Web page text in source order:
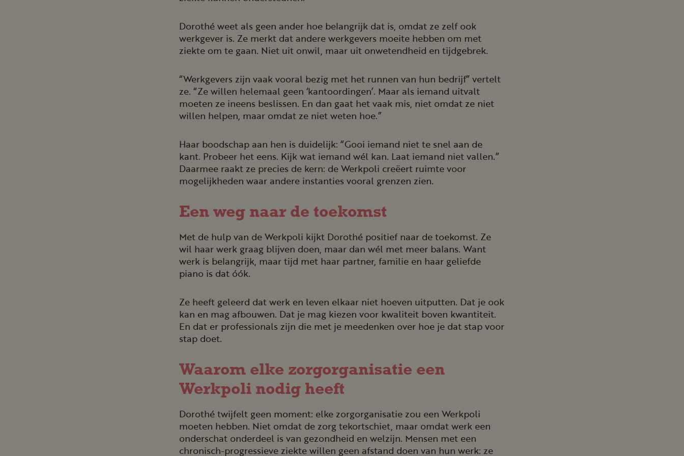
Dorothé weet als geen ander hoe belangrijk dat is, omdat ze zelf ook
werkgever is. Ze merkt dat andere werkgevers moeite hebben om met
ziekte om te gaan. Niet uit onwil, maar uit onwetendheid en tijdgebrek.
“Werkgevers zijn vaak vooral bezig met het runnen van hun bedrijf” vertelt
ze. “Ze willen helemaal geen ‘kantoordingen’. Maar als iemand uitvalt
moeten ze ineens beslissen. En dan gaat het vaak mis, niet omdat ze niet
willen helpen, maar omdat ze niet weten hoe.”
Haar boodschap aan hen is duidelijk: “Gooi iemand niet te snel aan de
kant. Probeer het eens. Kijk wat iemand wél kan. Laat iemand niet vallen.”
Daarmee raakt ze precies de kern: de Werkpoli creëert ruimte voor
mogelijkheden waar andere instanties vooral grenzen zien.
Een weg naar de toekomst
Met de hulp van de Werkpoli kijkt Dorothé positief naar de toekomst. Ze
wil haar werk graag blijven doen, maar dan wél met meer balans. Want
werk is belangrijk, maar tijd met haar partner, familie en haar geliefde
piano is dat óók.
Ze heeft geleerd dat werk en leven elkaar niet hoeven uitputten. Dat je ook
kan en mag afbouwen. Dat je mag kiezen voor kwaliteit boven kwantiteit.
En dat er professionals zijn die met je meedenken over hoe je dat stap voor
stap doet.
Waarom elke zorgorga­ni­satie een
Werkpoli nodig heeft
Dorothé twijfelt geen moment: elke zorgorganisatie zou een Werkpoli
moeten hebben. Niet omdat de zorg tekortschiet, maar omdat werk een
onderschat onderdeel is van gezondheid en welzijn. Mensen met een
chronisch-progressieve ziekte willen geen afstand doen van hun werk: ze